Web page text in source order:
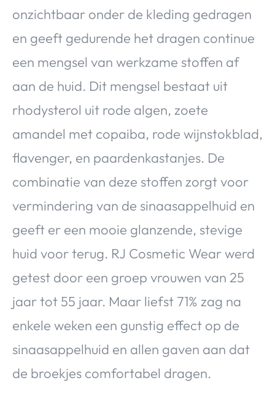
onzichtbaar onder de kleding gedragen
en geeft gedurende het dragen continue
een mengsel van werkzame stoffen af
aan de huid. Dit mengsel bestaat uit
rhodysterol uit rode algen, zoete
amandel met copaiba, rode wijnstokblad,
flavenger, en paardenkastanjes. De
combinatie van deze stoffen zorgt voor
vermindering van de sinaasappelhuid en
geeft er een mooie glanzende, stevige
huid voor terug. RJ Cosmetic Wear werd
getest door een groep vrouwen van 25
jaar tot 55 jaar. Maar liefst 71% zag na
enkele weken een gunstig effect op de
sinaasappelhuid en allen gaven aan dat
de broekjes comfortabel dragen.